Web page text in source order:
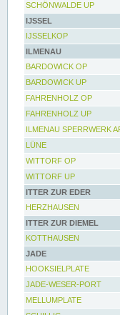
SCHÖNWALDE UP
IJSSEL
IJSSELKOP
ILMENAU
BARDOWICK OP
BARDOWICK UP
FAHRENHOLZ OP
FAHRENHOLZ UP
ILMENAU SPERRWERK
LÜNE
WITTORF OP
WITTORF UP
ITTER ZUR EDER
HERZHAUSEN
ITTER ZUR DIEMEL
KOTTHAUSEN
JADE
HOOKSIELPLATE
JADE-WESER-PORT
MELLUMPLATE